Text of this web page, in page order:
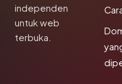
independen
untuk web
terbuka.